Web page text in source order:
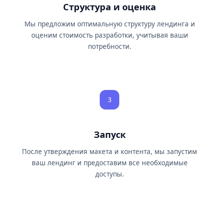
Структура и оценка
Мы предложим оптимальную структуру лендинга и
оценим стоимость разработки, учитывая ваши
потребности.
3
Запуск
После утверждения макета и контента, мы запустим
ваш лендинг и предоставим все необходимые
доступы.